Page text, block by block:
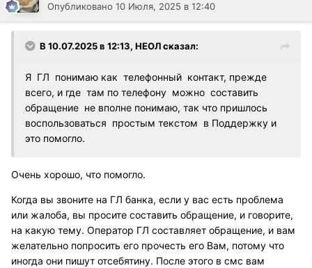
Опубликовано 10 Июля, 2025 в 12:40
В 10.07.2025 в 12:13, НЕОЛсказал:
Я ГЛ понимаю как телефонный контакт, прежде
всего, и где там по телефону можно составить
обращение не вполне понимаю, так что пришлось
воспользоваться простым текстом в Поддержку и
это помогло.
Очень хорошо, что помогло.
Когда вы звоните на ГЛ банка, если у вас есть проблема
или жалоба, вы просите составить обращение, и говорите,
на какую тему. Оператор ГЛ составляет обращение, и вам
желательно попросить его прочесть его Вам, потому что
иногда они пишут отсебятину. После этого в смс вам